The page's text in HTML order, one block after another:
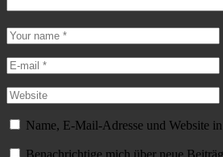
Name, E-Mail-Adresse und Website
Benachrichtige mich über neue